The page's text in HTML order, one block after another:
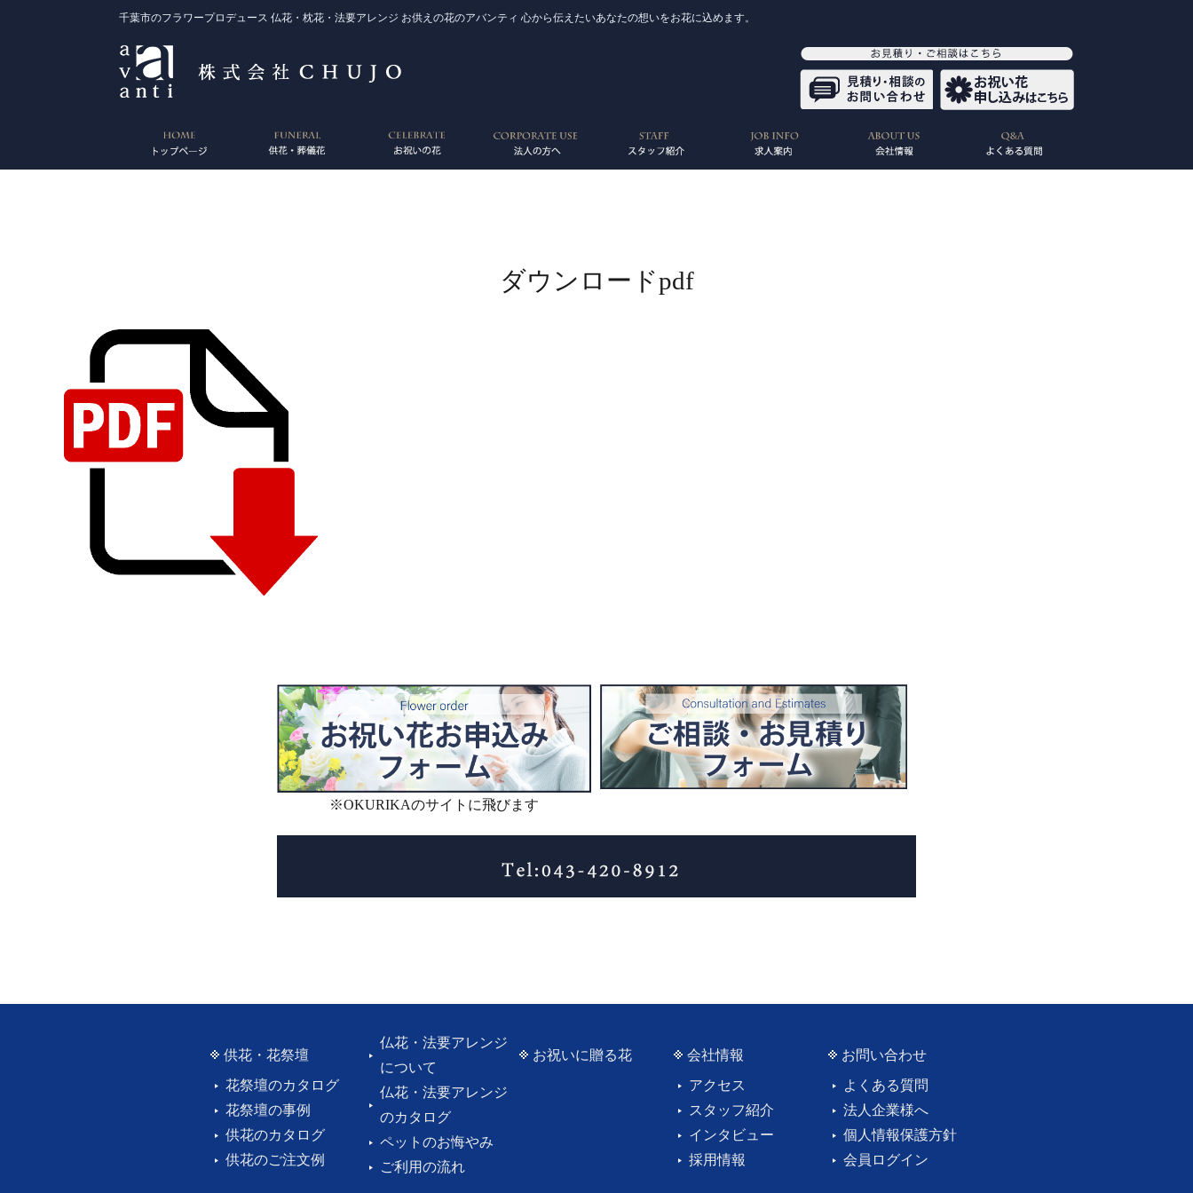
千葉市のフラワープロデュース 仏花・枕花・法要アレンジ お供えの花のアバンティ 心から伝えたいあなたの想いをお花に込めます。
ダウンロードpdf
※OKURIKAのサイトに飛びます
供花・花祭壇
花祭壇のカタログ
花祭壇の事例
供花のカタログ
供花のご注文例
仏花・法要アレンジ
について
仏花・法要アレンジ
のカタログ
ペットのお悔やみ
ご利用の流れ
お祝いに贈る花
会社情報
アクセス
スタッフ紹介
インタビュー
採用情報
お問い合わせ
よくある質問
法人企業様へ
個人情報保護方針
会員ログイン